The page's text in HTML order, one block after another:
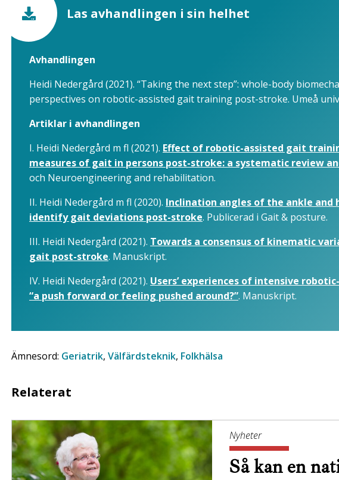
Las avhandlingen i sin helhet
Avhandlingen
Heidi Nedergård (2021). “Taking the next step”: whole-body
perspectives on robotic-assisted gait training post-stroke. Umeå
Artiklar i avhandlingen
I. Heidi Nedergård m fl (2021). Effect of robotic-assisted gait
measures of gait in persons post-stroke: a systematic review
och Neuroengineering and rehabilitation.
II. Heidi Nedergård m fl (2020). Inclination angles of the ankle
identify gait deviations post-stroke. Publicerad i Gait & posture.
III. Heidi Nedergård (2021). Towards a consensus of kinematic
gait post-stroke. Manuskript.
IV. Heidi Nedergård (2021). Users’ experiences of intensive
“a push forward or feeling pushed around?”. Manuskript.
Ämnesord: Geriatrik, Välfärdsteknik, Folkhälsa
Relaterat
Nyheter
Så kan en